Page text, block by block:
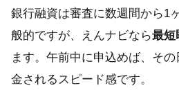
銀行融資は審査に数週間から1
般的ですが、えんナビなら最短
ます。午前中に申込めば、そ
金されるスピード感です。